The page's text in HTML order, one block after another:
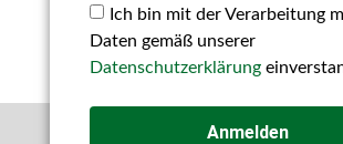
Ich bin mit der Verarbeitung
Daten gemäß unserer
Datenschutzerklärung
Anmelden